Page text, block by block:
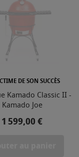
DE SON SUCCÈS
Kamado Classic II -
Kamado Joe
Prix
1 599,00 €